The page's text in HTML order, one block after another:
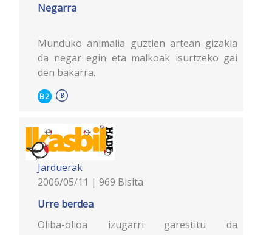
Negarra
Munduko animalia guztien artean gizakia
da negar egin eta malkoak isurtzeko gai
den bakarra.
B2
Jarduerak
2006/05/11 | 969 Bisita
Urre berdea
Oliba-olioa izugarri garestitu da